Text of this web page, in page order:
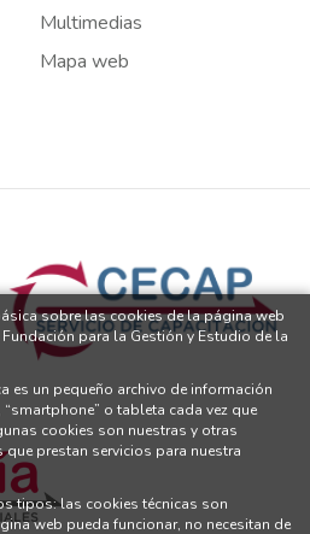
Multimedias
Mapa web
sobre las cookies de la página web
para la Gestión y Estudio de la
es un pequeño archivo de información
o tableta cada vez que
cookies son nuestras y otras
que prestan servicios para nuestra
tipos: las cookies técnicas son
web pueda funcionar, no necesitan de